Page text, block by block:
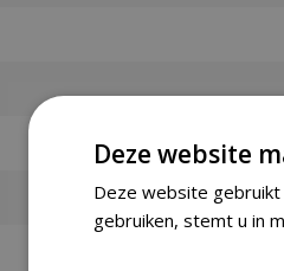
Deze website
Deze website
gebruiken, stemt u in